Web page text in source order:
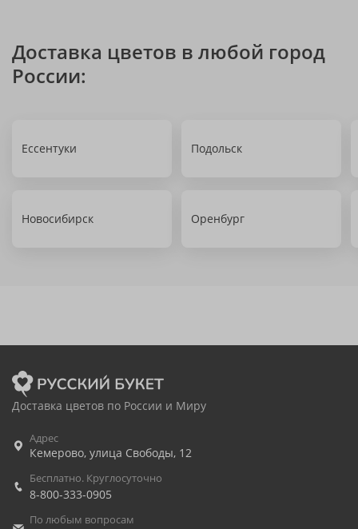
Доставка цветов в любой город
России:
Ессентуки Подольск
Новосибирск Оренбург
Доставка цветов по России и Миру
Адрес
Кемерово, улица Свободы, 12
Бесплатно. Круглосуточно
8-800-333-0905
По любым вопросам